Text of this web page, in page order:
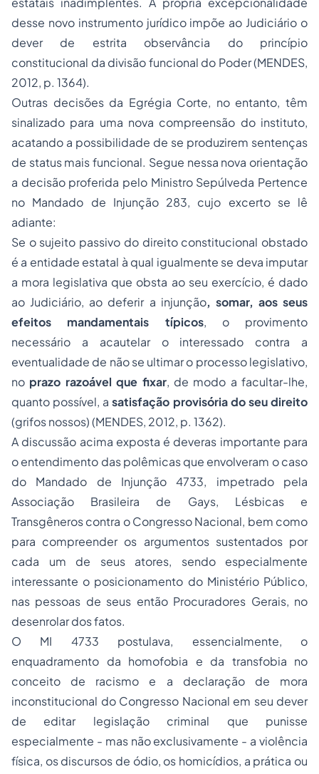
desse novo instrumento jurídico impõe ao Judiciário o
dever de estrita observância do princípio
constitucional da divisão funcional do Poder (MENDES,
2012, p. 1364).
Outras decisões da Egrégia Corte, no entanto, têm
sinalizado para uma nova compreensão do instituto,
acatando a possibilidade de se produzirem sentenças
de status mais funcional. Segue nessa nova orientação
a decisão proferida pelo Ministro Sepúlveda Pertence
no Mandado de Injunção 283, cujo excerto se lê
adiante:
Se o sujeito passivo do direito constitucional obstado
é a entidade estatal à qual igualmente se deva imputar
a mora legislativa que obsta ao seu exercício, é dado
ao Judiciário, ao deferir a injunção, somar, aos seus
efeitos mandamentais típicos, o provimento
necessário a acautelar o interessado contra a
eventualidade de não se ultimar o processo legislativo,
no prazo razoável que fixar, de modo a facultar-lhe,
quanto possível, asatisfação provisória do seu direito
(grifos nossos) (MENDES, 2012, p. 1362).
A discussão acima exposta é deveras importante para
o entendimento das polêmicas que envolveram o caso
do Mandado de Injunção 4733, impetrado pela
Associação Brasileira de Gays, Lésbicas e
Transgêneros contra o Congresso Nacional, bem como
para compreender os argumentos sustentados por
cada um de seus atores, sendo especialmente
interessante o posicionamento do Ministério Público,
nas pessoas de seus então Procuradores Gerais, no
desenrolar dos fatos.
O MI 4733 postulava, essencialmente, o
enquadramento da homofobia e da transfobia no
conceito de racismo e a declaração de mora
inconstitucional do Congresso Nacional em seu dever
de editar legislação criminal que punisse
especialmente - mas não exclusivamente - a violência
física, os discursos de ódio, os homicídios, a prática ou